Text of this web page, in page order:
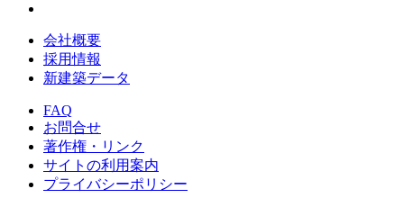
会社概要
採用情報
新建築データ
FAQ
お問合せ
著作権・リンク
サイトの利用案内
プライバシーポリシー